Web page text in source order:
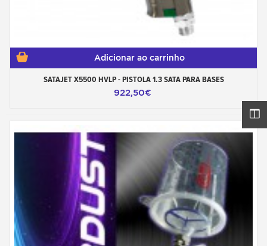
Adicionar ao carrinho
SATAJET X5500 HVLP - PISTOLA 1.3 SATA PARA BASES
922,50€